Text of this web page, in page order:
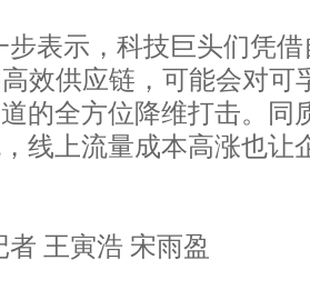
步表示，科技巨头们凭
效供应链，可能会对可
的全方位降维打击。同
线上流量成本高涨也让
者 王寅浩 宋雨盈